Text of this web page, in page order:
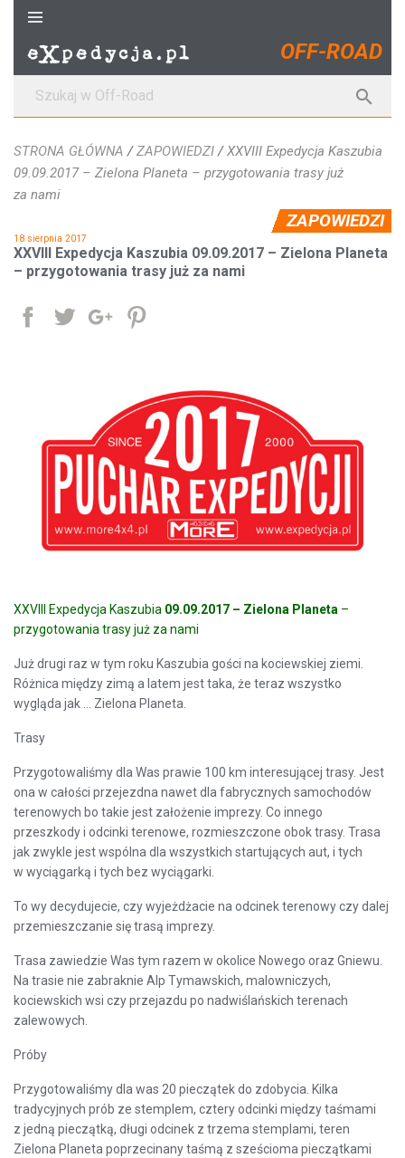
S
p
o
n
OFF-ROAD
k
a
j

STRONA GŁÓWNA /ZAPOWIEDZI/XXVIII Expedycja Kaszubia
09.09.2017 – Zielona Planeta – przygotowania trasy już
za nami
ZAPOWIEDZI
18 sierpnia 2017
XXVIII Expedycja Kaszubia 09.09.2017 – Zielona Planeta
– przygotowania trasy już za nami
UdostępnijTweetuj Google+
XXVIII Expedycja Kaszubia 09.09.2017 – Zielona Planeta –
przygotowania trasy już za nami
Już drugi raz w tym roku Kaszubia gości na kociewskiej ziemi.
Różnica między zimą a latem jest taka, że teraz wszystko
wygląda jak … Zielona Planeta.
Trasy
Przygotowaliśmy dla Was prawie 100 km interesującej trasy. Jest
ona w całości przejezdna nawet dla fabrycznych samochodów
terenowych bo takie jest założenie imprezy. Co innego
przeszkody i odcinki terenowe, rozmieszczone obok trasy. Trasa
jak zwykle jest wspólna dla wszystkich startujących aut, i tych
w wyciągarką i tych bez wyciągarki.
To wy decydujecie, czy wyjeżdżacie na odcinek terenowy czy dalej
przemieszczanie się trasą imprezy.
Trasa zawiedzie Was tym razem w okolice Nowego oraz Gniewu.
Na trasie nie zabraknie Alp Tymawskich, malowniczych,
kociewskich wsi czy przejazdu po nadwiślańskich terenach
zalewowych.
Próby
Przygotowaliśmy dla was 20 pieczątek do zdobycia. Kilka
tradycyjnych prób ze stemplem, cztery odcinki między taśmami
z jedną pieczątką, długi odcinek z trzema stemplami, teren
Zielona Planeta poprzecinany taśmą z sześcioma pieczątkami